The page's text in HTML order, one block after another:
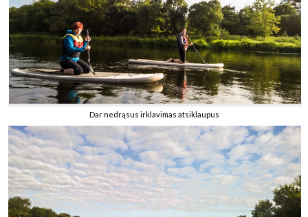
Dar nedrąsus irklavimas atsiklaupus